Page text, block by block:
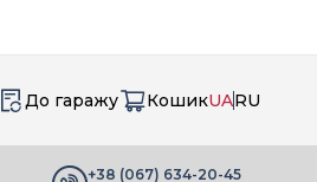
До гаражу КошикUARU
+38 (067) 634-20-45